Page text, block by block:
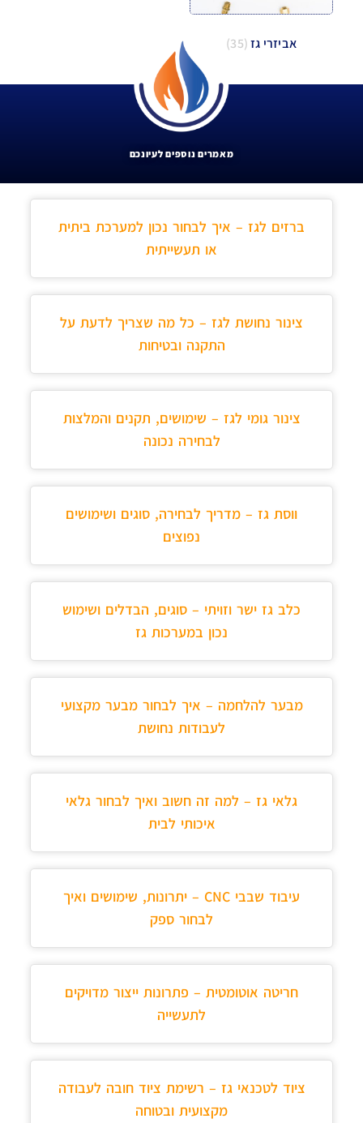
אביזרי גז(35)
מאמרים נוספים לעיונכם
ברזים לגז – איך לבחור נכון למערכת ביתית
או תעשייתית
צינור נחושת לגז – כל מה שצריך לדעת על
התקנה ובטיחות
צינור גומי לגז – שימושים, תקנים והמלצות
לבחירה נכונה
ווסת גז – מדריך לבחירה, סוגים ושימושים
נפוצים
כלב גז ישר וזויתי – סוגים, הבדלים ושימוש
נכון במערכות גז
מבער להלחמה – איך לבחור מבער מקצועי
לעבודות נחושת
גלאי גז – למה זה חשוב ואיך לבחור גלאי
איכותי לבית
עיבוד שבבי CNC – יתרונות, שימושים ואיך
לבחור ספק
חריטה אוטומטית – פתרונות ייצור מדויקים
לתעשייה
ציוד לטכנאי גז – רשימת ציוד חובה לעבודה
מקצועית ובטוחה